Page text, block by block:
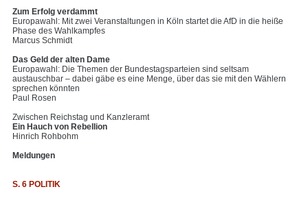
Zum Erfolg verdammt
Europawahl: Mit zwei Veranstaltungen in Köln startet die AfD in die heiße
Phase des Wahlkampfes
Marcus Schmidt
Das Geld der alten Dame
Europawahl: Die Themen der Bundestagsparteien sind seltsam
austauschbar – dabei gäbe es eine Menge, über das sie mit den Wählern
sprechen könnten
Paul Rosen
Zwischen Reichstag und Kanzleramt
Ein Hauch von Rebellion
Hinrich Rohbohm
Meldungen
S. 6 POLITIK